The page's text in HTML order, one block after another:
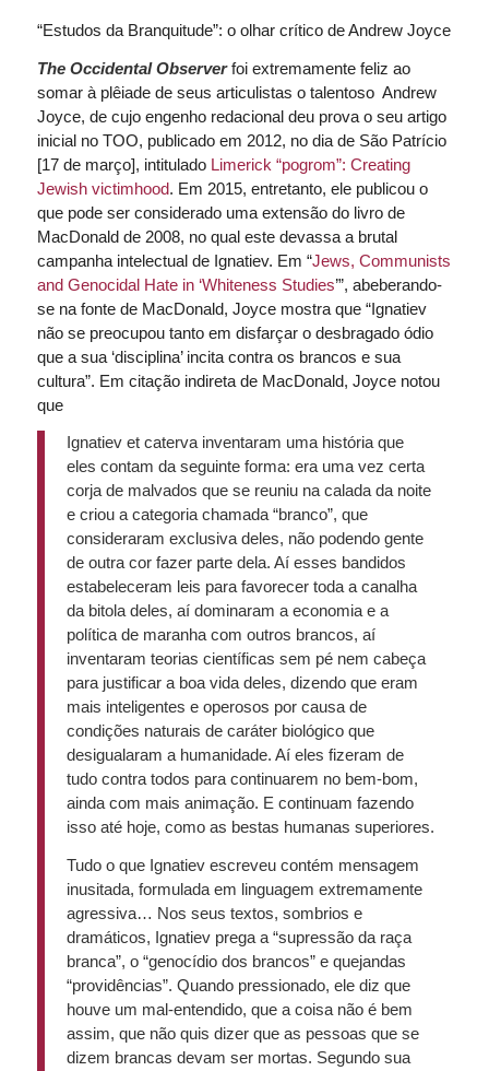
“Estudos da Branquitude”: o olhar crítico de Andrew Joyce
The Occidental Observerfoi extremamente feliz ao
somar à plêiade de seus articulistas o talentoso Andrew
Joyce, de cujo engenho redacional deu prova o seu artigo
inicial no TOO, publicado em 2012, no dia de São Patrício
[17 de março], intitulado Limerick “pogrom”: Creating
Jewish victimhood. Em 2015, entretanto, ele publicou o
que pode ser considerado uma extensão do livro de
MacDonald de 2008, no qual este devassa a brutal
campanha intelectual de Ignatiev. Em “Jews, Communists
and Genocidal Hate in ‘Whiteness Studies’”, abeberando-
se na fonte de MacDonald, Joyce mostra que “Ignatiev
não se preocupou tanto em disfarçar o desbragado ódio
que a sua ‘disciplina’ incita contra os brancos e sua
cultura”. Em citação indireta de MacDonald, Joyce notou
que
Ignatiev et caterva inventaram uma história que
eles contam da seguinte forma: era uma vez certa
corja de malvados que se reuniu na calada da noite
e criou a categoria chamada “branco”, que
consideraram exclusiva deles, não podendo gente
de outra cor fazer parte dela. Aí esses bandidos
estabeleceram leis para favorecer toda a canalha
da bitola deles, aí dominaram a economia e a
política de maranha com outros brancos, aí
inventaram teorias científicas sem pé nem cabeça
para justificar a boa vida deles, dizendo que eram
mais inteligentes e operosos por causa de
condições naturais de caráter biológico que
desigualaram a humanidade. Aí eles fizeram de
tudo contra todos para continuarem no bem-bom,
ainda com mais animação. E continuam fazendo
isso até hoje, como as bestas humanas superiores.
Tudo o que Ignatiev escreveu contém mensagem
inusitada, formulada em linguagem extremamente
agressiva… Nos seus textos, sombrios e
dramáticos, Ignatiev prega a “supressão da raça
branca”, o “genocídio dos brancos” e quejandas
“providências”. Quando pressionado, ele diz que
houve um mal-entendido, que a coisa não é bem
assim, que não quis dizer que as pessoas que se
dizem brancas devam ser mortas. Segundo sua